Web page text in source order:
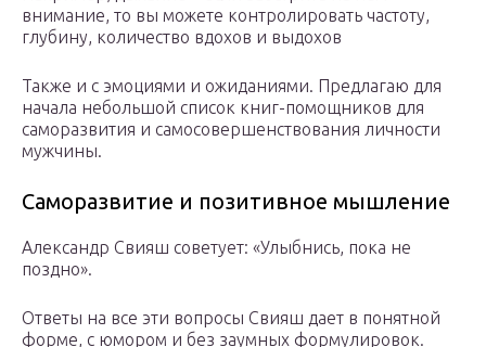
внимание, то вы можете контролировать частоту,
глубину, количество вдохов и выдохов
Также и с эмоциями и ожиданиями. Предлагаю для
начала небольшой список книг-помощников для
саморазвития и самосовершенствования личности
мужчины.
Саморазвитие и позитивное мышление
Александр Свияш советует: «Улыбнись, пока не
поздно».
Ответы на все эти вопросы Свияш дает в понятной
форме, с юмором и без заумных формулировок.